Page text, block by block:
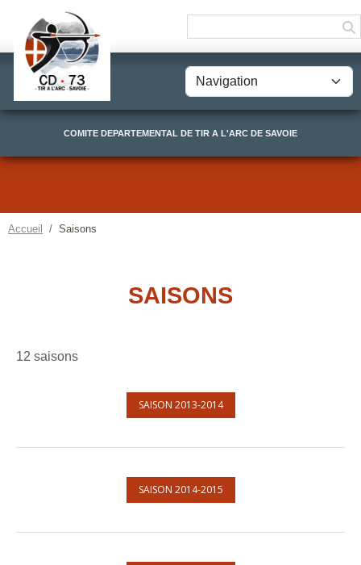
COMITE DEPARTEMENTAL DE TIR A L'ARC DE SAVOIE
Accueil Saisons
SAISONS
12 saisons
SAISON 2013-2014
SAISON 2014-2015
Panneau de gestion des cookies